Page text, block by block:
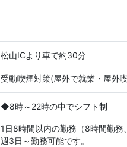
松山ICより車で約30分
受動喫煙対策(屋外で就業・屋外
◆8時～22時の中でシフト制
1日8時間以内の勤務（8時間勤務
週3日～勤務可能です。